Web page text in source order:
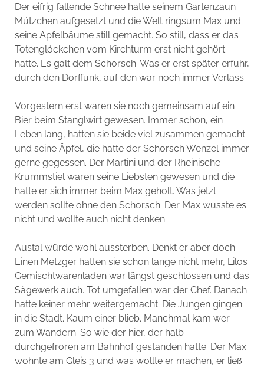
Der eifrig fallende Schnee hatte seinem Gartenzaun
Mützchen aufgesetzt und die Welt ringsum Max und
seine Apfelbäume still gemacht. So still, dass er das
Totenglöckchen vom Kirchturm erst nicht gehört
hatte. Es galt dem Schorsch. Was er erst später erfuhr,
durch den Dorffunk, auf den war noch immer Verlass.
Vorgestern erst waren sie noch gemeinsam auf ein
Bier beim Stanglwirt gewesen. Immer schon, ein
Leben lang, hatten sie beide viel zusammen gemacht
und seine Äpfel, die hatte der Schorsch Wenzel immer
gerne gegessen. Der Martini und der Rheinische
Krummstiel waren seine Liebsten gewesen und die
hatte er sich immer beim Max geholt. Was jetzt
werden sollte ohne den Schorsch. Der Max wusste es
nicht und wollte auch nicht denken.
Austal würde wohl aussterben. Denkt er aber doch.
Einen Metzger hatten sie schon lange nicht mehr, Lilos
Gemischtwarenladen war längst geschlossen und das
Sägewerk auch. Tot umgefallen war der Chef. Danach
hatte keiner mehr weitergemacht. Die Jungen gingen
in die Stadt. Kaum einer blieb. Manchmal kam wer
zum Wandern. So wie der hier, der halb
durchgefroren am Bahnhof gestanden hatte. Der Max
wohnte am Gleis 3 und was wollte er machen, er ließ